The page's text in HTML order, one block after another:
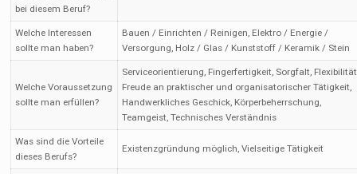
bei diesem Beruf?
Welche Interessen
sollte man haben?
Bauen / Einrichten / Reinigen, Elektro / Energie /
Versorgung, Holz / Glas / Kunststoff / Keramik / Stein
Welche Voraussetzung
sollte man erfüllen?
Serviceorientierung, Fingerfertigkeit, Sorgfalt,
Freude an praktischer und organisatorischer Tätigkeit,
Handwerkliches Geschick, Körperbeherrschung,
Teamgeist, Technisches Verständnis
Was sind die Vorteile
dieses Berufs?
Existenzgründung möglich, Vielseitige Tätigkeit